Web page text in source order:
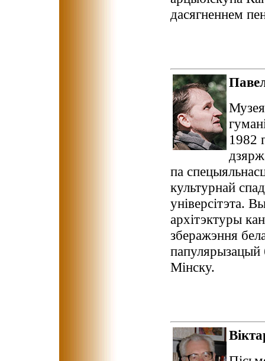
дасягненнем
1982
па
культурнай
універсітэта.
архітэктуры
зберажэння
папулярызацый
Мінску.